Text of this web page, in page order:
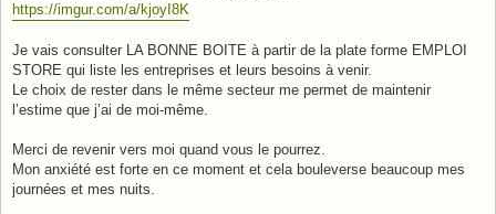
https://imgur.com/a/kjoyI8K
Je vais consulter LA BONNE BOITE à partir de la plate forme EMPLOI
STORE qui liste les entreprises et leurs besoins à venir.
Le choix de rester dans le même secteur me permet de maintenir
l’estime que j’ai de moi-même.
Merci de revenir vers moi quand vous le pourrez.
Mon anxiété est forte en ce moment et cela bouleverse beaucoup mes
journées et mes nuits.